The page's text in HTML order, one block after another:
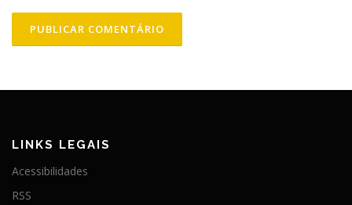
LINKS LEGAIS
Acessibilidades
RSS